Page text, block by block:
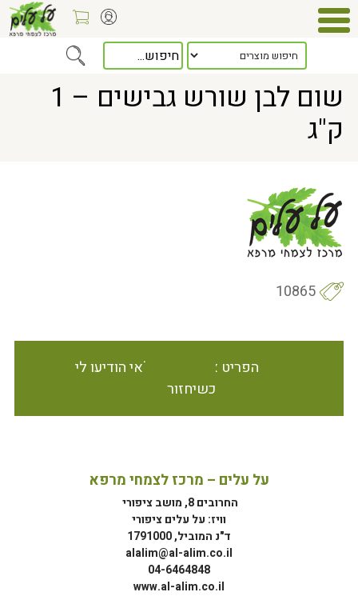
> שום לבן שורש גבישים – 1 ק"ג
שום לבן שורש גבישים – 1
ק"ג
10865
הפריט אינו זמין במלאי הודיעו לי
כשיחזור
על עלים – מרכז לצמחי מרפא
החרובים 8, מושב ציפורי
וויז: על עלים ציפורי
ד"נ המוביל, 1791000
alalim@al-alim.co.il
04-6464848
www.al-alim.co.il